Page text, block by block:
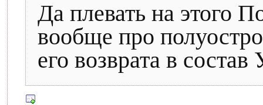
Да плевать на этого
вообще про
его возврата в